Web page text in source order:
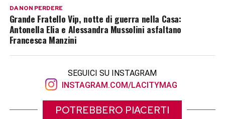
DA NON PERDERE
Grande Fratello Vip, notte di guerra nella Casa:
Antonella Elia e Alessandra Mussolini asfaltano
Francesca Manzini
SEGUICI SU INSTAGRAM
INSTAGRAM.COM/LACITYMAG
POTREBBERO PIACERTI